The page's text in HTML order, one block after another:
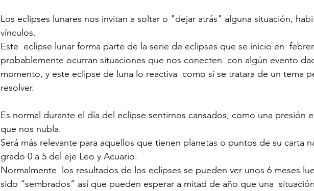
Los eclipses lunares nos invitan a soltar o "dejar atrás" alguna situación,
vínculos.
Este  eclipse lunar forma parte de la serie de eclipses que se inicio en
probablemente ocurran situaciones que nos conecten  con algún evento
momento, y este eclipse de luna lo reactiva  como si se tratara de un tema
resolver.
Es normal durante el día del eclipse sentirnos cansados, como una presión
que nos nubla.
Será más relevante para aquellos que tienen planetas o puntos de su carta
grado 0 a 5 del eje Leo y Acuario.
Normalmente  los resultados de los eclipses se pueden ver unos 6 meses
sido “sembrados” así que pueden esperar a mitad de año que una